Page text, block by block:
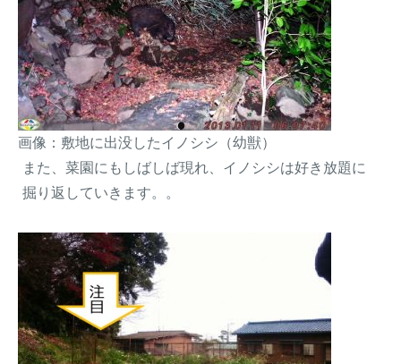
画像：敷地に出没したイノシシ（幼獣）
また、菜園にもしばしば現れ、イノシシは好き放題に
掘り返していきます。。